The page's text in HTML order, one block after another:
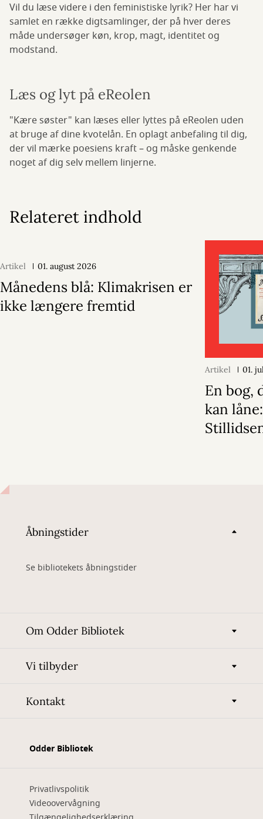
Vil du læse videre i den feministiske lyrik? Her har vi
samlet en række digtsamlinger, der på hver deres
måde undersøger køn, krop, magt, identitet og
modstand.
Læs og lyt på eReolen
"Kære søster" kan læses eller lyttes på eReolen uden
at bruge af dine kvotelån. En oplagt anbefaling til dig,
der vil mærke poesiens kraft – og måske genkende
noget af dig selv mellem linjerne.
Relateret indhold
Artikel 01. august 2026
Månedens blå: Klimakrisen er
ikke længere fremtid
Artikel 01.
En bog,
kan låne:
Åbningstider
Se bibliotekets åbningstider
Om Odder Bibliotek
Vi tilbyder
Kontakt
Odder Bibliotek
Privatlivspolitik
Videoovervågning